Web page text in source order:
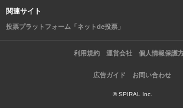
関連サイト
投票プラットフォーム「ネットde投票」
利用規約 運営会社 個人情報保護
広告ガイド お問い合わせ
© SPIRAL Inc.